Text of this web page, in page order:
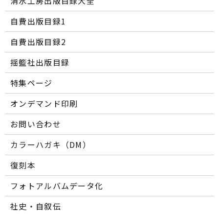
自費出版目録1
自費出版目録2
揺籃社出版目録
特集ページ
オンデマンド印刷
お問い合わせ
カラーハガキ（DM）
復刻本
フォトアルバムデータ化
社史・自叙伝